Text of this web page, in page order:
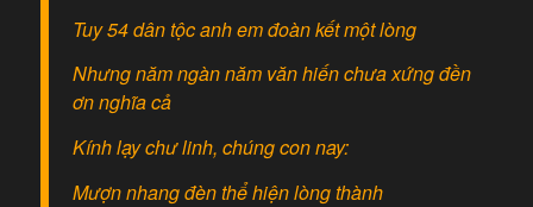
Tuy 54 dân tộc anh em đoàn kết một lòng
Nhưng năm ngàn năm văn hiến chưa xứng đền
ơn nghĩa cả
Kính lạy chư linh, chúng con nay:
Mượn nhang đèn thể hiện lòng thành